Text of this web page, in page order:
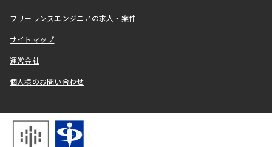
フリーランスエンジニアの求人・案件
サイトマップ
運営会社
個人様のお問い合わせ